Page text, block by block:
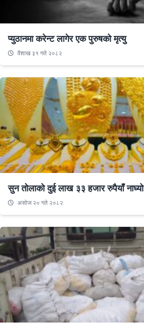
प्युठानमा करेन्ट लागेर एक पुरुषको मृत्यु
वैशाख ३१ गते २०८२
सुन तोलाको दुई लाख ३३ हजार रुपैयाँ नाघ्यो
असाेज २० गते २०८२